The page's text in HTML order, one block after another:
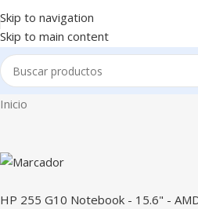
Skip to navigation
Skip to main content
Inicio
HP 255 G10 Notebook - 15.6" -